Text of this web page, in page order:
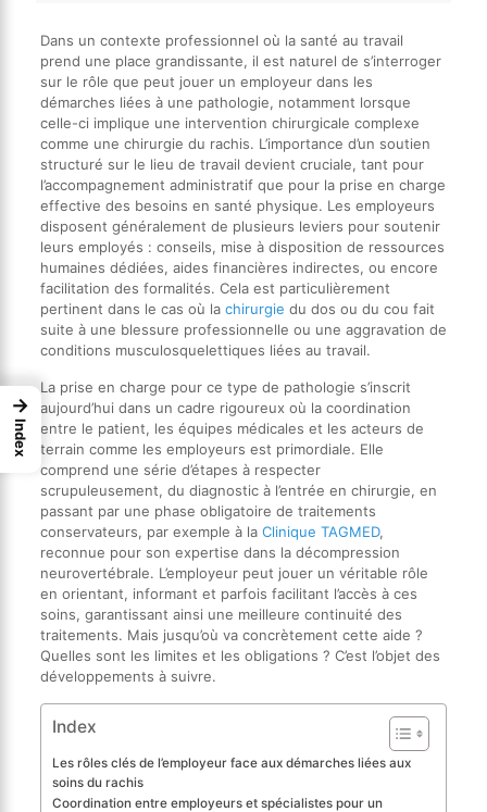
Dans un contexte professionnel où la santé au travail
prend une place grandissante, il est naturel de s’interroger
sur le rôle que peut jouer un employeur dans les
démarches liées à une pathologie, notamment lorsque
celle-ci implique une intervention chirurgicale complexe
comme une chirurgie du rachis. L’importance d’un soutien
structuré sur le lieu de travail devient cruciale, tant pour
l’accompagnement administratif que pour la prise en charge
effective des besoins en santé physique. Les employeurs
disposent généralement de plusieurs leviers pour soutenir
leurs employés : conseils, mise à disposition de ressources
humaines dédiées, aides financières indirectes, ou encore
facilitation des formalités. Cela est particulièrement
pertinent dans le cas où la chirurgie du dos ou du cou fait
suite à une blessure professionnelle ou une aggravation de
conditions musculosquelettiques liées au travail.
La prise en charge pour ce type de pathologie s’inscrit
aujourd’hui dans un cadre rigoureux où la coordination
entre le patient, les équipes médicales et les acteurs de
terrain comme les employeurs est primordiale. Elle
comprend une série d’étapes à respecter
scrupuleusement, du diagnostic à l’entrée en chirurgie, en
passant par une phase obligatoire de traitements
conservateurs, par exemple à la Clinique TAGMED,
reconnue pour son expertise dans la décompression
neurovertébrale. L’employeur peut jouer un véritable rôle
en orientant, informant et parfois facilitant l’accès à ces
soins, garantissant ainsi une meilleure continuité des
traitements. Mais jusqu’où va concrètement cette aide ?
Quelles sont les limites et les obligations ? C’est l’objet des
développements à suivre.
Index
Les rôles clés de l’employeur face aux démarches liées aux
soins du rachis
Coordination entre employeurs et spécialistes pour un
→
Index